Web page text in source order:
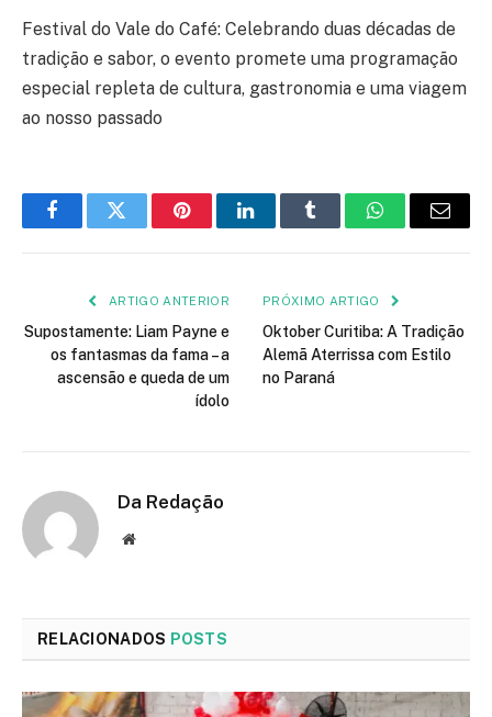
Festival do Vale do Café: Celebrando duas décadas de
tradição e sabor, o evento promete uma programação
especial repleta de cultura, gastronomia e uma viagem
ao nosso passado
FacebookTwitter PinterestLinkedInTumblr WhatsApp
E-
ARTIGO ANTERIOR
Supostamente: Liam Payne e
os fantasmas da fama – a
ascensão e queda de um
ídolo
PRÓXIMO ARTIGO
Oktober Curitiba: A Tradição
Alemã Aterrissa com Estilo
no Paraná
Da Redação
Site
RELACIONADOS POSTS